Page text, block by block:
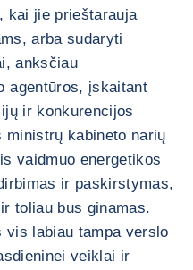
kai jie prieštarauja
arba sudaryti
anksčiau
agentūros, įskaitant
ir konkurencijos
kabineto narių
vaidmuo energetikos
ir paskirstymas,
toliau bus ginamas.
vis labiau tampa verslo
veiklai ir